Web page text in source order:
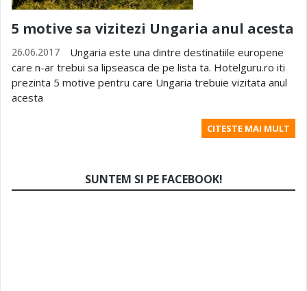
5 motive sa vizitezi Ungaria anul acesta
26.06.2017
Ungaria este una dintre destinatiile europene
care n-ar trebui sa lipseasca de pe lista ta. Hotelguru.ro iti
prezinta 5 motive pentru care Ungaria trebuie vizitata anul
acesta
CITESTE MAI MULT
SUNTEM SI PE FACEBOOK!